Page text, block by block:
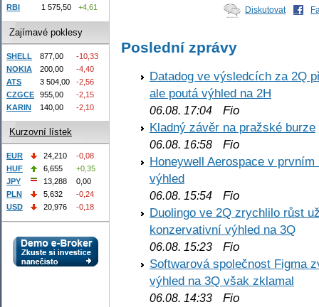
Diskutovat
Poslední zprávy
Datadog ve výsledcích za 2Q
ale poutá výhled na 2H
06.08. 17:04 Fio
Kladný závěr na pražské burze
06.08. 16:58 Fio
Honeywell Aerospace v
výhled
06.08. 15:54 Fio
Duolingo ve 2Q zrychlilo růst
konzervativní výhled na 3Q
06.08. 15:23 Fio
Softwarová společnost Figma
výhled na 3Q však zklamal
06.08. 14:33 Fio
RBI
1 575,50 +4,61
Zajímavé poklesy
SHELL 877,00
-10,33
NOKIA
200,00
-4,40
ATS
3 504,00
-2,56
CZGCE
955,00
-2,15
KARIN
140,00 -2,10
Kurzovní lístek
EUR 24,210
-0,08
HUF
6,655
+0,35
JPY
13,288
0,00
PLN
5,632
-0,24
USD
20,976 -0,18